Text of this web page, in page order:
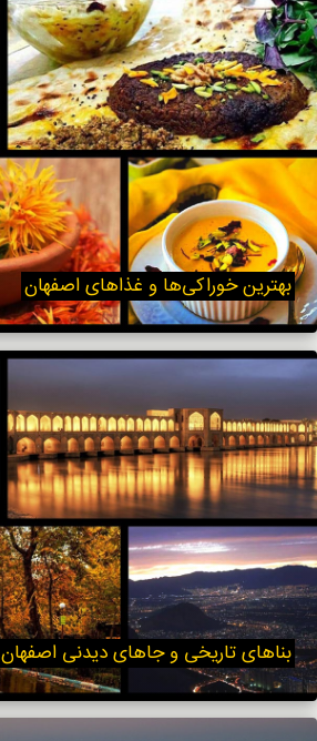
بهترین خوراکی‌ها و غذاهای اصفهان
بناهای تاریخی و جاهای دیدنی اصفهان